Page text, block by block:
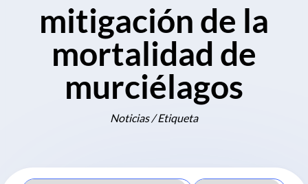
mitigación de la
mortalidad de
murciélagos
Noticias / Etiqueta